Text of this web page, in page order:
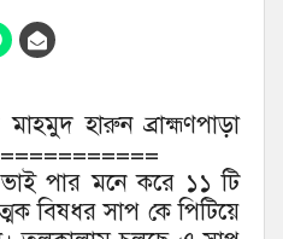
হারুন ব্রাহ্মণপাড়া
পার মনে করে ১১ টি
বিষধর সাপ কে পিটিয়ে